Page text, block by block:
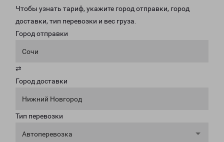
Чтобы узнать тариф, укажите город отправки, город
доставки, тип перевозки и вес груза.
Город отправки
Сочи
⇄
Город доставки
Нижний Новгород
Тип перевозки
Автоперевозка